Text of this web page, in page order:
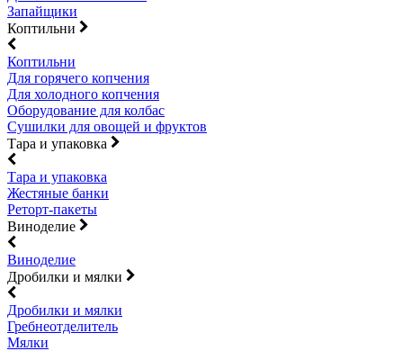
Запайщики
Коптильни
Коптильни
Для горячего копчения
Для холодного копчения
Оборудование для колбас
Сушилки для овощей и фруктов
Тара и упаковка
Тара и упаковка
Жестяные банки
Реторт-пакеты
Виноделие
Виноделие
Дробилки и мялки
Дробилки и мялки
Гребнеотделитель
Мялки